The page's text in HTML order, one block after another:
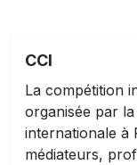
CCI
La compétition
organisée par
internationale à
médiateurs,